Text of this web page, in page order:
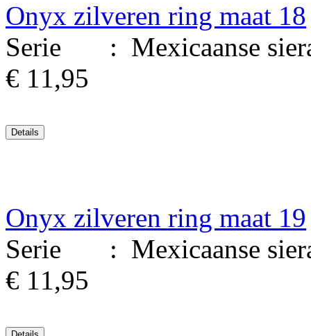
Onyx zilveren ring maat 18
Serie : Mexicaanse
€ 11,95
Onyx zilveren ring maat 19
Serie : Mexicaanse
€ 11,95